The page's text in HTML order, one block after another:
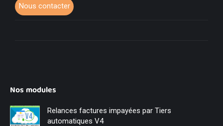
Nous contacter
Nos modules
Relances factures impayées par Tiers
automatiques V4